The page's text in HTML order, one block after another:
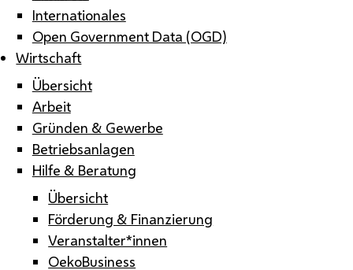
Internationales
Open Government Data (OGD)
Wirtschaft
Übersicht
Arbeit
Gründen & Gewerbe
Betriebsanlagen
Hilfe & Beratung
Übersicht
Förderung & Finanzierung
Veranstalter*innen
OekoBusiness